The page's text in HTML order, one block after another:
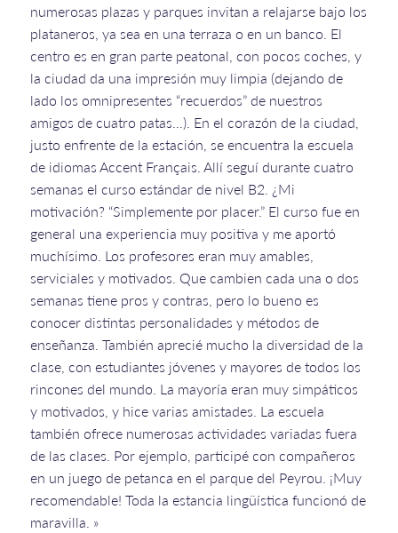
numerosas plazas y parques invitan a relajarse bajo los
plataneros, ya sea en una terraza o en un banco. El
centro es en gran parte peatonal, con pocos coches, y
la ciudad da una impresión muy limpia (dejando de
lado los omnipresentes “recuerdos” de nuestros
amigos de cuatro patas…). En el corazón de la ciudad,
justo enfrente de la estación, se encuentra la escuela
de idiomas Accent Français. Allí seguí durante cuatro
semanas el curso estándar de nivel B2. ¿Mi
motivación? “Simplemente por placer.” El curso fue en
general una experiencia muy positiva y me aportó
muchísimo. Los profesores eran muy amables,
serviciales y motivados. Que cambien cada una o dos
semanas tiene pros y contras, pero lo bueno es
conocer distintas personalidades y métodos de
enseñanza. También aprecié mucho la diversidad de la
clase, con estudiantes jóvenes y mayores de todos los
rincones del mundo. La mayoría eran muy simpáticos
y motivados, y hice varias amistades. La escuela
también ofrece numerosas actividades variadas fuera
de las clases. Por ejemplo, participé con compañeros
en un juego de petanca en el parque del Peyrou. ¡Muy
recomendable! Toda la estancia lingüística funcionó de
maravilla. »